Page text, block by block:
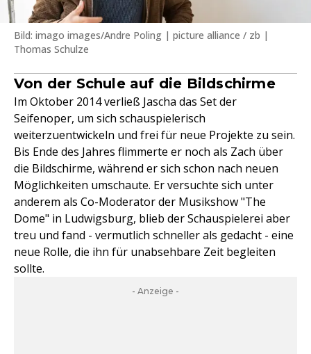
Bild: imago images/Andre Poling | picture alliance / zb |
Thomas Schulze
Von der Schule auf die Bildschirme
Im Oktober 2014 verließ Jascha das Set der
Seifenoper, um sich schauspielerisch
weiterzuentwickeln und frei für neue Projekte zu sein.
Bis Ende des Jahres flimmerte er noch als Zach über
die Bildschirme, während er sich schon nach neuen
Möglichkeiten umschaute. Er versuchte sich unter
anderem als Co-Moderator der Musikshow "The
Dome" in Ludwigsburg, blieb der Schauspielerei aber
treu und fand - vermutlich schneller als gedacht - eine
neue Rolle, die ihn für unabsehbare Zeit begleiten
sollte.
- Anzeige -